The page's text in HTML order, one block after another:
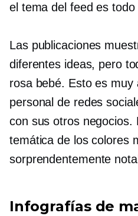
el tema del feed es todo
Las publicaciones
diferentes ideas, pero
rosa bebé. Esto es muy
personal de redes
con sus otros negocios.
temática de los colores
sorprendentemente
Infografías de